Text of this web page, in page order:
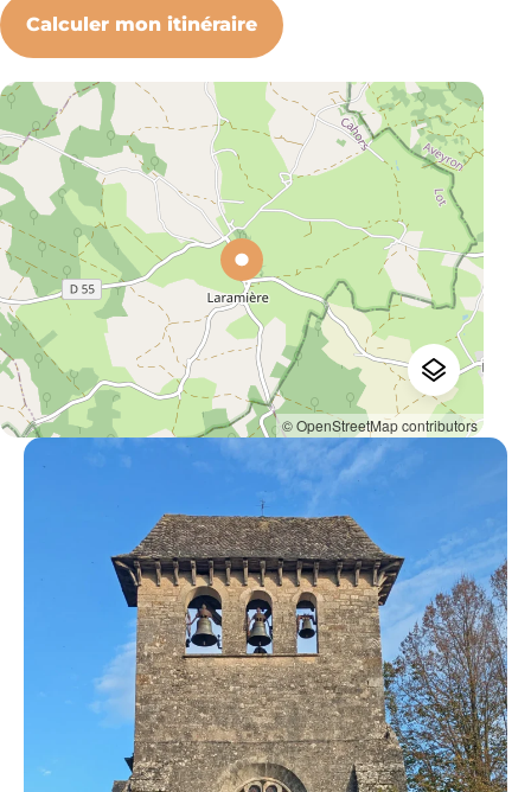
© OpenStreetMap contributors
Calculer mon itinéraire